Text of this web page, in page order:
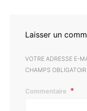
Laisser un
VOTRE ADRESSE E-
CHAMPS
Commentaire